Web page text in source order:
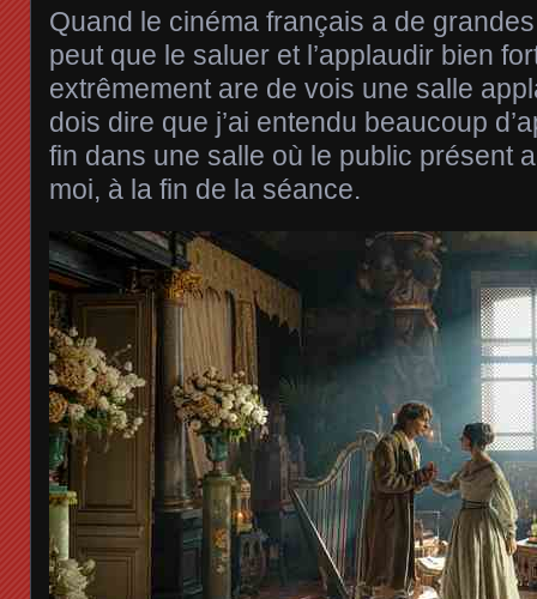
Quand le cinéma français a de
peut que le saluer et l’applaudir bien
extrêmement are de vois une salle
dois dire que j’ai entendu beaucoup
fin dans une salle où le public présent
moi, à la fin de la séance.